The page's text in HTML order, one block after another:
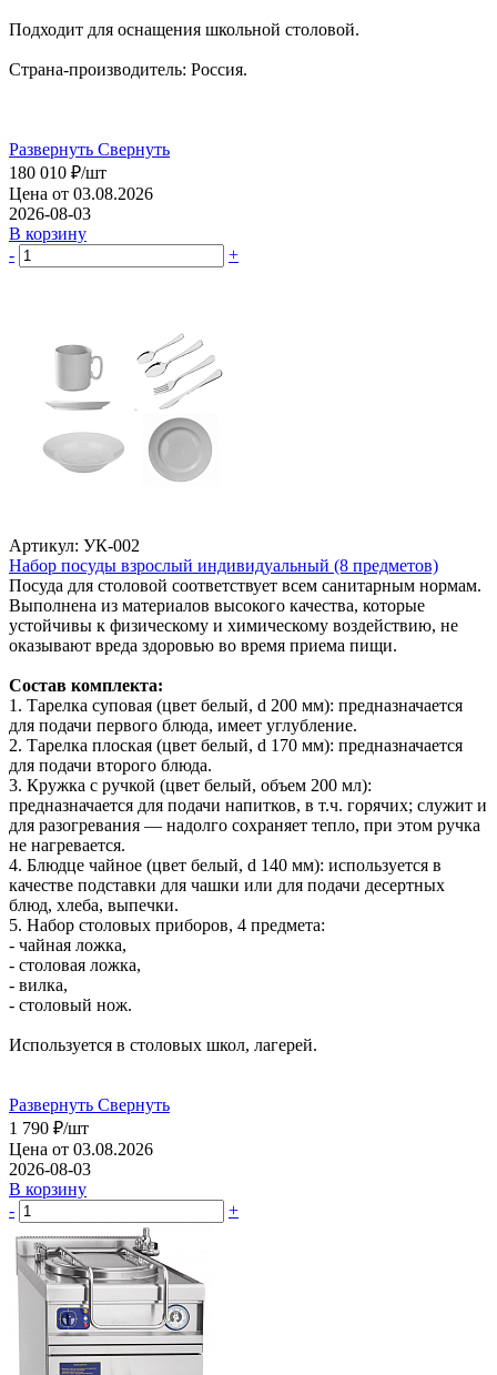
Подходит для оснащения школьной столовой.
Страна-производитель: Россия.
Развернуть Свернуть
180 010 ₽/шт
Цена от 03.08.2026
2026-08-03
В корзину
-
+
Артикул: УК-002
Набор посуды взрослый индивидуальный (8 предметов)
Посуда для столовой соответствует всем санитарным нормам.
Выполнена из материалов высокого качества, которые
устойчивы к физическому и химическому воздействию, не
оказывают вреда здоровью во время приема пищи.
Состав комплекта:
1. Тарелка суповая (цвет белый, d 200 мм): предназначается
для подачи первого блюда, имеет углубление.
2. Тарелка плоская (цвет белый, d 170 мм): предназначается
для подачи второго блюда.
3. Кружка с ручкой (цвет белый, объем 200 мл):
предназначается для подачи напитков, в т.ч. горячих; служит и
для разогревания — надолго сохраняет тепло, при этом ручка
не нагревается.
4. Блюдце чайное (цвет белый, d 140 мм): используется в
качестве подставки для чашки или для подачи десертных
блюд, хлеба, выпечки.
5. Набор столовых приборов, 4 предмета:
- чайная ложка,
- столовая ложка,
- вилка,
- столовый нож.
Используется в столовых школ, лагерей.
Развернуть Свернуть
1 790 ₽/шт
Цена от 03.08.2026
2026-08-03
В корзину
-
+